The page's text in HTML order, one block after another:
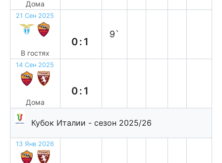
Дома
21 Сен 2025
В гостях
0:1
9`
14 Сен 2025
Дома
0:1
Кубок Италии - сезон 2025/26
13 Янв 2026